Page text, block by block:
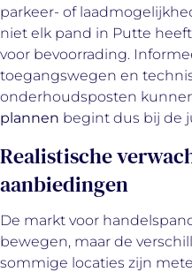
parkeer- of
niet elk pand in Putte
voor bevoorrading.
toegangswegen en
onderhoudsposten
plannen begint dus bij de
Realistische
aanbiedingen
De markt voor
bewegen, maar de
sommige locaties zijn